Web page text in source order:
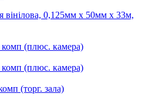
вінілова, 0,125мм х 50мм х 33м,
(плюс. камера)
(плюс. камера)
(торг. зала)